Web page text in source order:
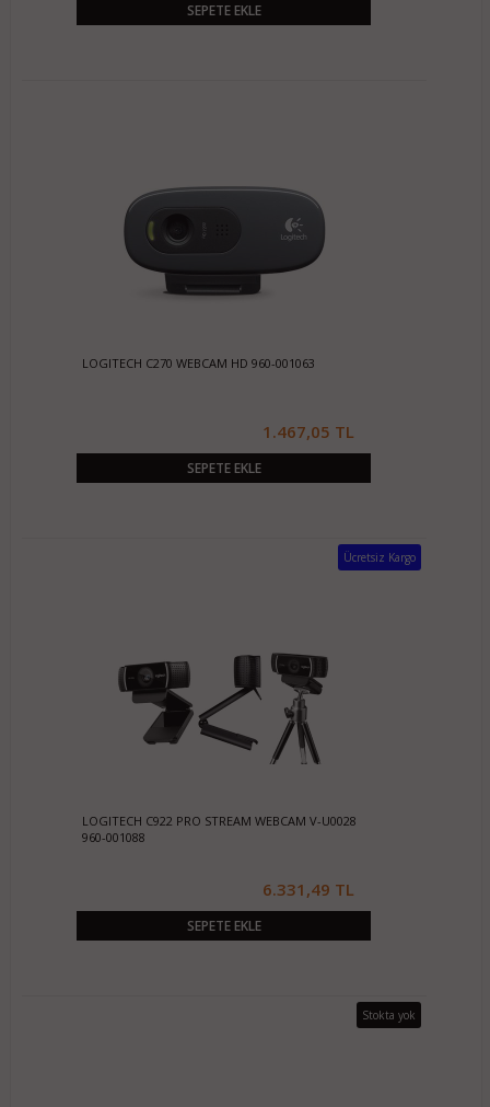
SEPETE EKLE
LOGITECH C270 WEBCAM HD 960-001063
1.467,05 TL
SEPETE EKLE
Ücretsiz Kargo
LOGITECH C922 PRO STREAM WEBCAM V-U0028
960-001088
6.331,49 TL
SEPETE EKLE
Stokta yok